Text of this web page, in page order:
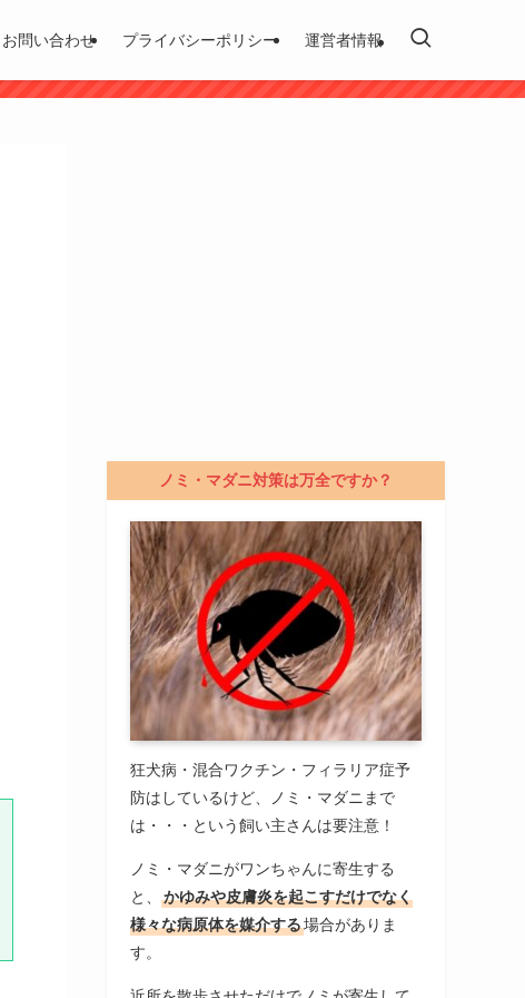
お問い合わせ プライバシーポリシー 運営者情報
ノミ・マダニ対策は万全ですか？
狂犬病・混合ワクチン・フィラリア症予
防はしているけど、ノミ・マダニまで
は・・・という飼い主さんは要注意！
ノミ・マダニがワンちゃんに寄生する
と、
かゆみや皮膚炎を起こすだけでなく
様々な病原体を媒介する場合がありま
す。